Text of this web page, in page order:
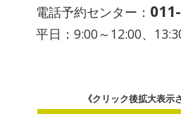
電話予約センター：
平日：9:00～12:00、
《クリック後拡大表示さ